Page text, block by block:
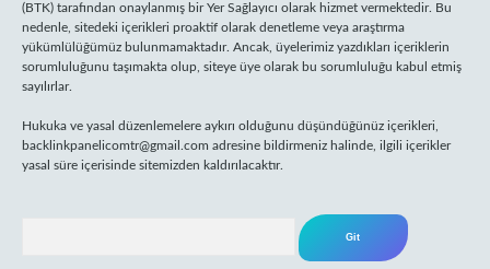
(BTK) tarafından onaylanmış bir Yer Sağlayıcı olarak hizmet vermektedir. Bu
nedenle, sitedeki içerikleri proaktif olarak denetleme veya araştırma
yükümlülüğümüz bulunmamaktadır. Ancak, üyelerimiz yazdıkları içeriklerin
sorumluluğunu taşımakta olup, siteye üye olarak bu sorumluluğu kabul etmiş
sayılırlar.
Hukuka ve yasal düzenlemelere aykırı olduğunu düşündüğünüz içerikleri,
backlinkpanelicomtr@gmail.com adresine bildirmeniz halinde, ilgili içerikler
yasal süre içerisinde sitemizden kaldırılacaktır.